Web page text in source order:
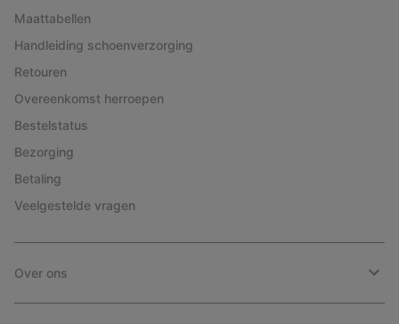
Maattabellen
Handleiding schoenverzorging
Retouren
Overeenkomst herroepen
Bestelstatus
Bezorging
Betaling
Veelgestelde vragen
Over ons